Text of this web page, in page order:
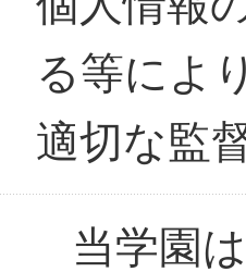
る等によ
適切な監
当学園